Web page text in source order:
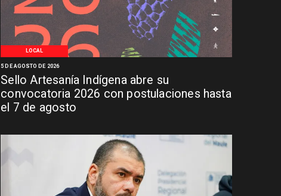
LOCAL
Sello Artesanía Indígena abre su
convocatoria 2026 con postulaciones hasta
el 7 de agosto
5 DE AGOSTO DE 2026